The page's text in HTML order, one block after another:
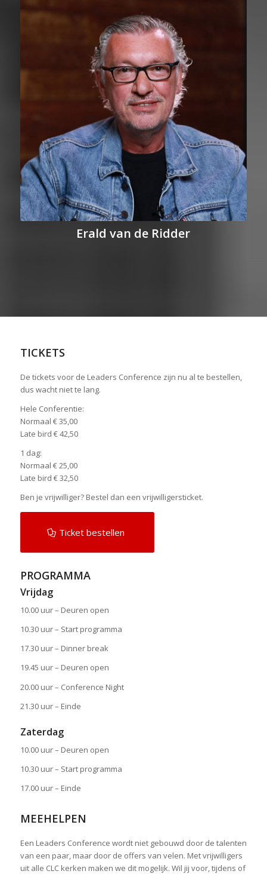
Erald van de Ridder
TICKETS
De tickets voor de Leaders Conference zijn nu al te bestellen,
dus wacht niet te lang.
Hele Conferentie:
Normaal € 35,00
Late bird € 42,50
1 dag:
Normaal € 25,00
Late bird € 32,50
Ben je vrijwilliger? Bestel dan een vrijwilligersticket.
Ticket bestellen
PROGRAMMA
Vrijdag
10.00 uur – Deuren open
10.30 uur – Start programma
17.30 uur – Dinner break
19.45 uur – Deuren open
20.00 uur – Conference Night
21.30 uur – Einde
Zaterdag
10.00 uur – Deuren open
10.30 uur – Start programma
17.00 uur – Einde
MEEHELPEN
Een Leaders Conference wordt niet gebouwd door de talenten
van een paar, maar door de offers van velen. Met vrijwilligers
uit alle CLC kerken maken we dit mogelijk. Wil jij voor, tijdens of